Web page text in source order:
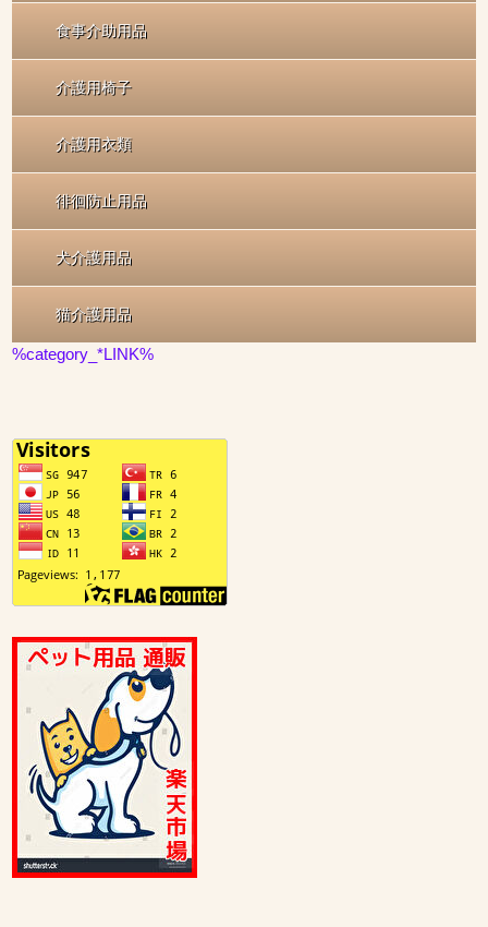
食事介助用品
介護用椅子
介護用衣類
徘徊防止用品
犬介護用品
猫介護用品
%category_*LINK%